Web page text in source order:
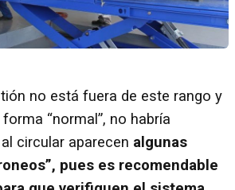
no está fuera de este rango y
“normal”, no habría
circular aparecen algunas
pues es recomendable